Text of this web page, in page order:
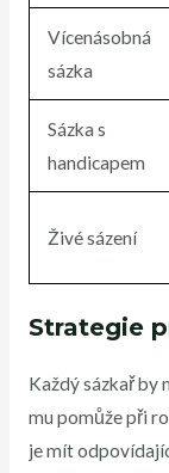
Vícenásobná
sázka
Sázka s
handicapem
Živé sázení
Strategie
Každý sázkař by
mu pomůže při
je mít